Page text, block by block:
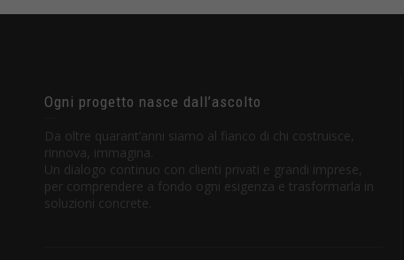
Ogni progetto nasce dall’ascolto
Da oltre quarant’anni siamo al fianco di chi costruisce,
rinnova, immagina.
Un dialogo continuo con clienti privati e grandi imprese,
per comprendere a fondo ogni esigenza e trasformarla in
soluzioni concrete.